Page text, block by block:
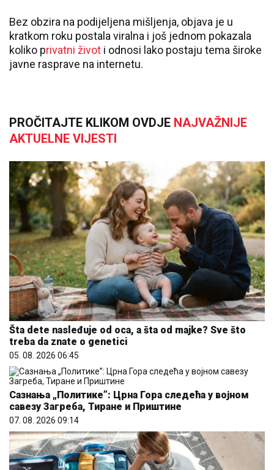
Bez obzira na podijeljena mišljenja, objava je u
kratkom roku postala viralna i još jednom pokazala
koliko privatni život i odnosi lako postaju tema široke
javne rasprave na internetu.
PROČITAJTE KLIKOM OVDJE NAJVAŽNIJE
AKTUELNE VIJESTI
Šta dete nasleđuje od oca, a šta od majke? Sve što
treba da znate o genetici
05. 08. 2026 06:45
Сазнања „Политике”: Црна Гора следећа у војном
савезу Загреба, Тиране и Приштине
07. 08. 2026 09:14